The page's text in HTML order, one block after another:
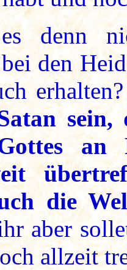
denn
den
erhalten?
sein,
an
die
aber
allzeit